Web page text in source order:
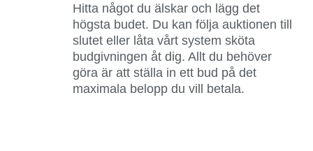
Hitta något du älskar och lägg det
högsta budet. Du kan följa auktionen till
slutet eller låta vårt system sköta
budgivningen åt dig. Allt du behöver
göra är att ställa in ett bud på det
maximala belopp du vill betala.